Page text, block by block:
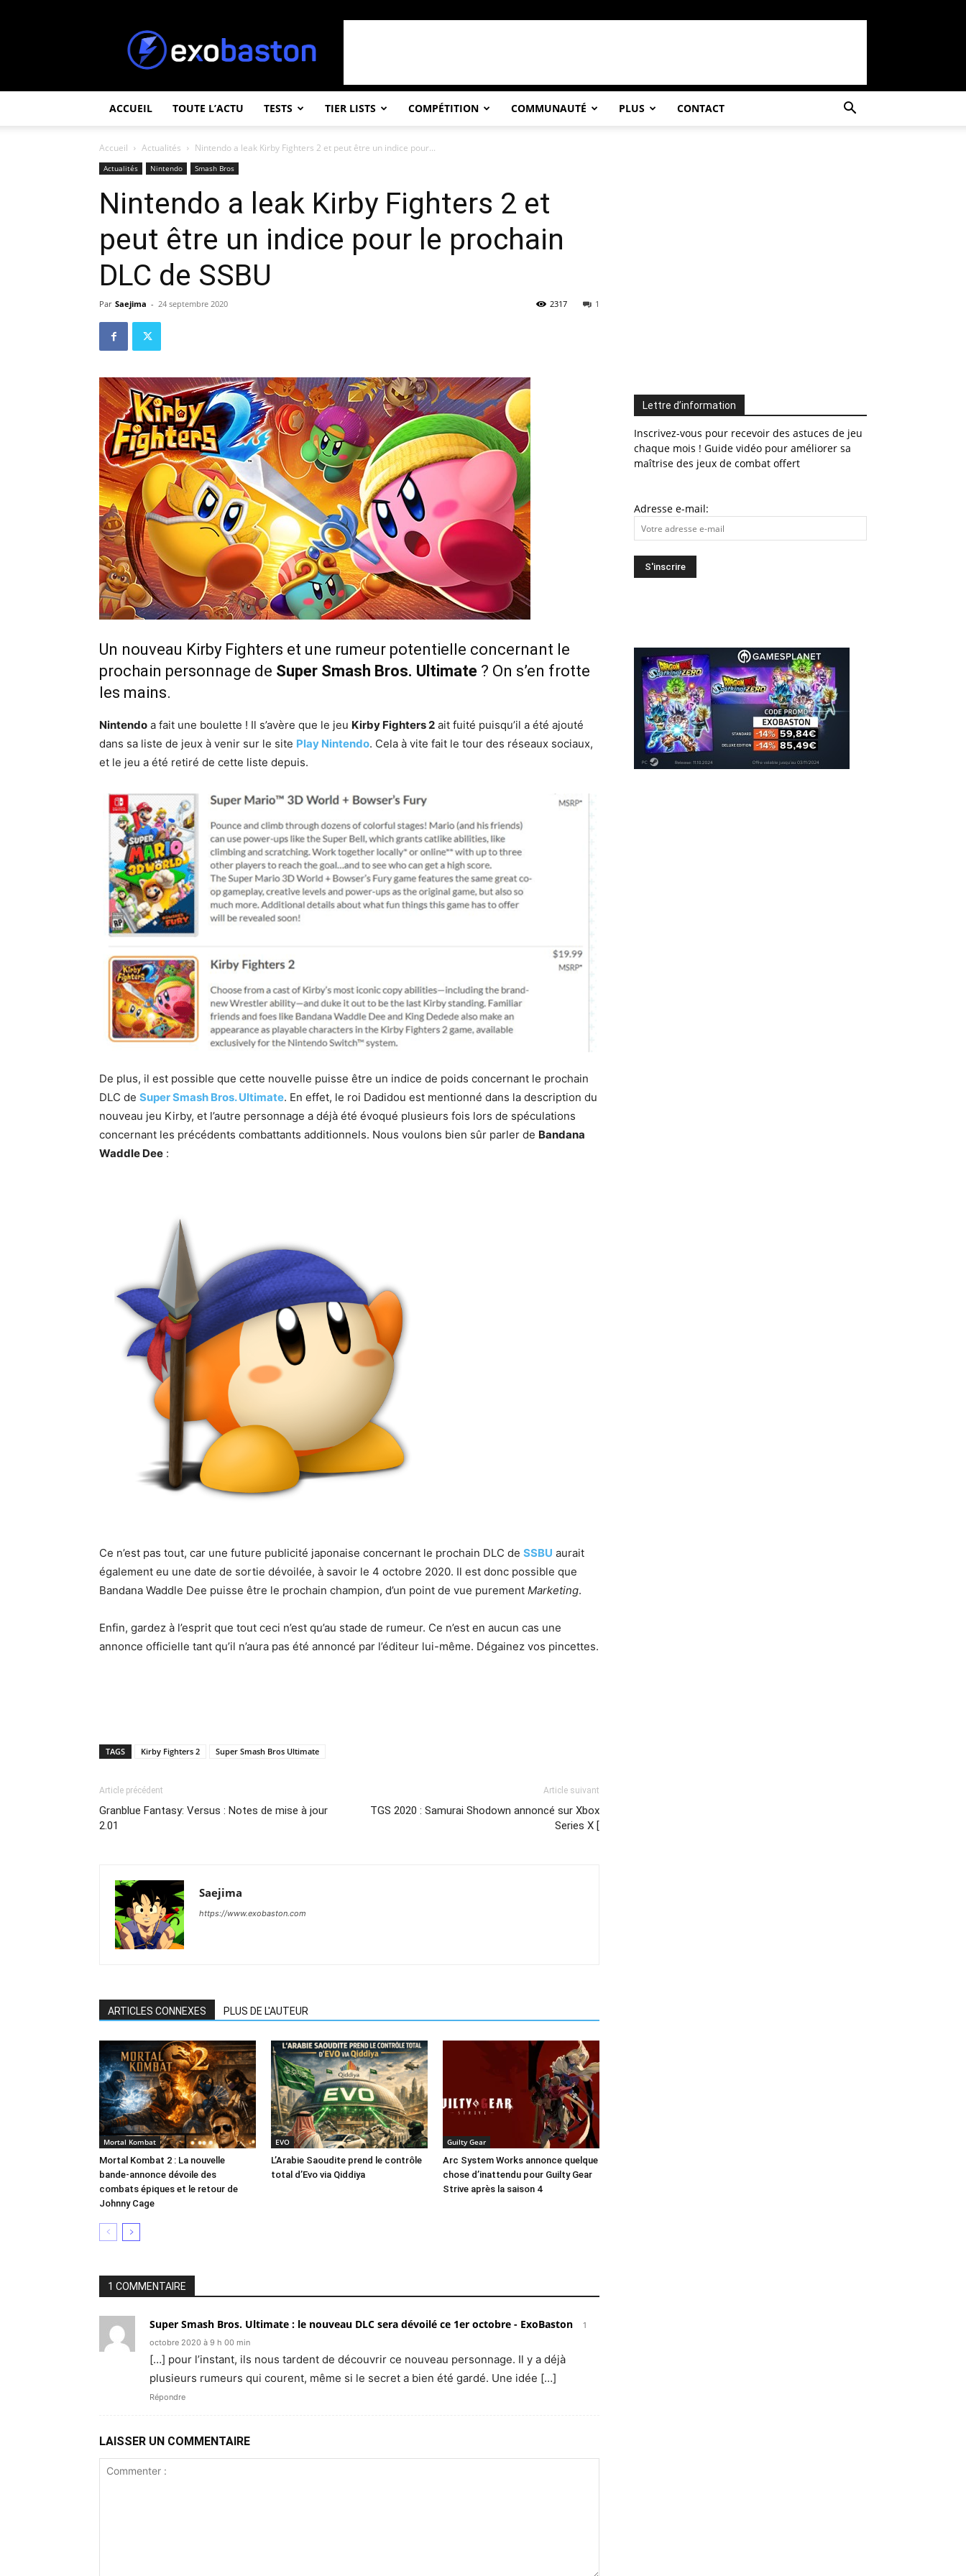
ACCUEIL TOUTE L’ACTU TESTS TIER LISTS COMPÉTITION COMMUNAUTÉ PLUS CONTACT
Accueil Actualités Nintendo a leak Kirby Fighters 2 et peut être un indice pour...
Actualités Nintendo Smash Bros
Nintendo a leak Kirby Fighters 2 et
peut être un indice pour le prochain
DLC de SSBU
Par Saejima - 24 septembre 2020 1
2317
Un nouveau Kirby Fighters et une rumeur potentielle concernant le
prochain personnage de Super Smash Bros. Ultimate ? On s’en frotte
les mains.
Nintendo a fait une boulette ! Il s’avère que le jeu Kirby Fighters 2 ait fuité puisqu’il a été ajouté
dans sa liste de jeux à venir sur le site Play Nintendo. Cela à vite fait le tour des réseaux sociaux,
et le jeu a été retiré de cette liste depuis.
De plus, il est possible que cette nouvelle puisse être un indice de poids concernant le prochain
DLC de Super Smash Bros. Ultimate. En effet, le roi Dadidou est mentionné dans la description du
nouveau jeu Kirby, et l’autre personnage a déjà été évoqué plusieurs fois lors de spéculations
concernant les précédents combattants additionnels. Nous voulons bien sûr parler de Bandana
Waddle Dee :
Ce n’est pas tout, car une future publicité japonaise concernant le prochain DLC de SSBU aurait
également eu une date de sortie dévoilée, à savoir le 4 octobre 2020. Il est donc possible que
Bandana Waddle Dee puisse être le prochain champion, d’un point de vue purement Marketing.
Enfin, gardez à l’esprit que tout ceci n’est qu’au stade de rumeur. Ce n’est en aucun cas une
annonce officielle tant qu’il n’aura pas été annoncé par l’éditeur lui-même. Dégainez vos pincettes.
TAGS Kirby Fighters 2 Super Smash Bros Ultimate
Article précédent
Granblue Fantasy: Versus : Notes de mise à jour
2.01
Article suivant
TGS 2020 : Samurai Shodown annoncé sur Xbox
Series X [
Saejima
https://www.exobaston.com
ARTICLES CONNEXES PLUS DE L'AUTEUR
Mortal Kombat
Mortal Kombat 2 : La nouvelle
bande-annonce dévoile des
combats épiques et le retour de
Johnny Cage
EVO
L’Arabie Saoudite prend le contrôle
total d’Evo via Qiddiya
Guilty Gear
Arc System Works annonce quelque
chose d’inattendu pour Guilty Gear
Strive après la saison 4
1 COMMENTAIRE
Super Smash Bros. Ultimate : le nouveau DLC sera dévoilé ce 1er octobre - ExoBaston
1
octobre 2020 à 9 h 00 min
[…] pour l’instant, ils nous tardent de découvrir ce nouveau personnage. Il y a déjà
plusieurs rumeurs qui courent, même si le secret a bien été gardé. Une idée […]
Répondre
LAISSER UN COMMENTAIRE
Lettre d’information
Inscrivez-vous pour recevoir des astuces de jeu
chaque mois ! Guide vidéo pour améliorer sa
maîtrise des jeux de combat offert
Adresse e-mail: